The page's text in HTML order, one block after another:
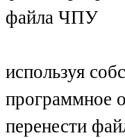
файла ЧПУ
используя
программное
перенести